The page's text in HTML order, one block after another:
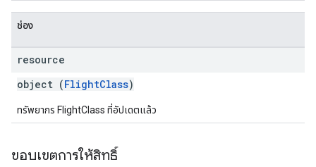
ช่อง
resource
object (FlightClass)
ทรัพยากร FlightClass ที่อัปเดตแล้ว
ขอบเขตการให้สิทธิ์